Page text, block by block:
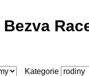
Bezva
Kategorie